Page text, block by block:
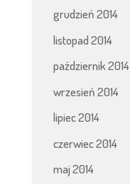
grudzień 2014
listopad 2014
październik 2014
wrzesień 2014
lipiec 2014
czerwiec 2014
maj 2014